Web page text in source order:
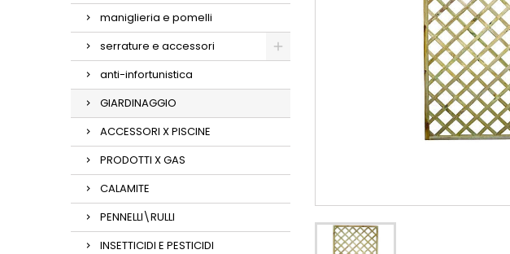
maniglieria e pomelli
serrature e accessori
anti-infortunistica
GIARDINAGGIO
ACCESSORI X PISCINE
PRODOTTI X GAS
CALAMITE
PENNELLI\RULLI
INSETTICIDI E PESTICIDI